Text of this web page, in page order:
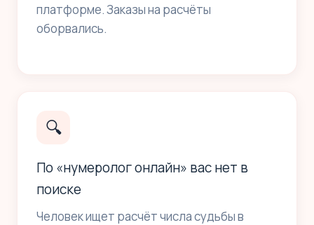
платформе. Заказы на расчёты
оборвались.
🔍
По «нумеролог онлайн» вас нет в
поиске
Человек ищет расчёт числа судьбы в